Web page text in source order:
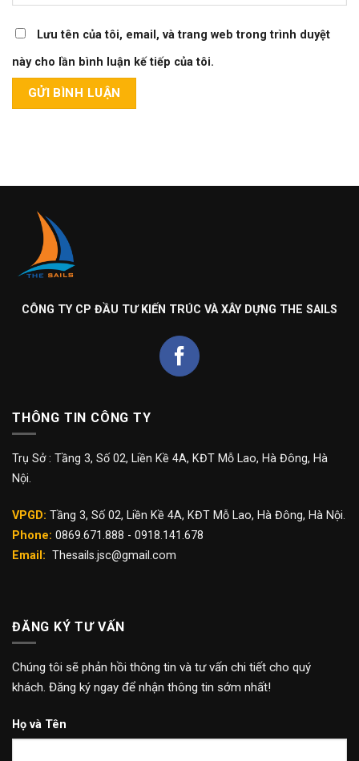
Lưu tên của tôi, email, và trang web trong trình duyệt
này cho lần bình luận kế tiếp của tôi.
CÔNG TY CP ĐẦU TƯ KIẾN TRÚC VÀ XÂY DỰNG THE SAILS
THÔNG TIN CÔNG TY
Trụ Sở : Tầng 3, Số 02, Liền Kề 4A, KĐT Mỗ Lao, Hà Đông, Hà
Nội.
VPGD: Tầng 3, Số 02, Liền Kề 4A, KĐT Mỗ Lao, Hà Đông, Hà Nội.
Phone: 0869.671.888 - 0918.141.678
Email: Thesails.jsc@gmail.com
ĐĂNG KÝ TƯ VẤN
Chúng tôi sẽ phản hồi thông tin và tư vấn chi tiết cho quý
khách. Đăng ký ngay để nhận thông tin sớm nhất!
Họ và Tên